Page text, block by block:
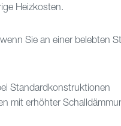
Heizkosten.
Sie an einer belebten
Standardkonstruktionen
mit erhöhter